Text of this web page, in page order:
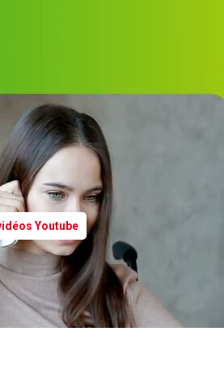
Youtube